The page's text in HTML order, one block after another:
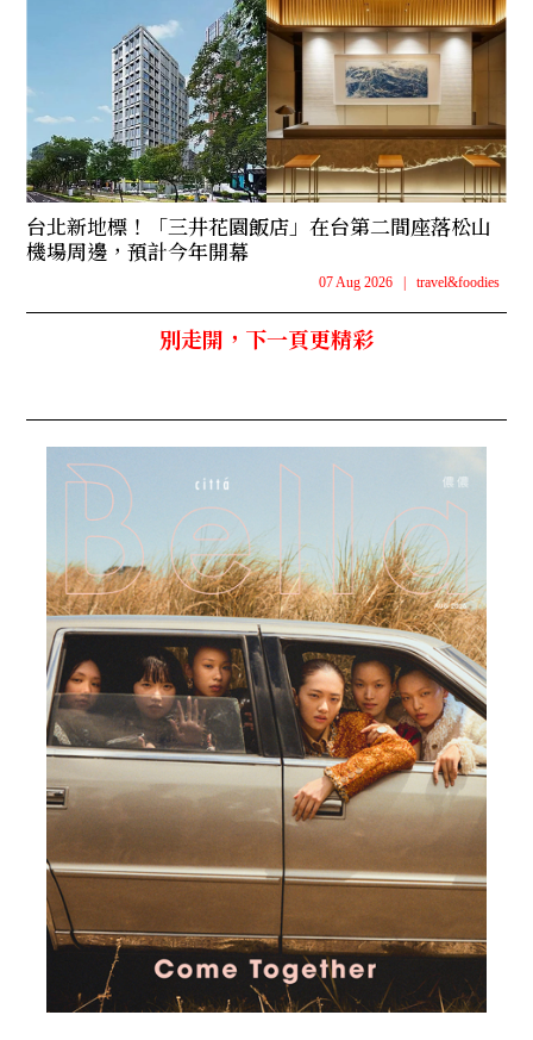
台北新地標！「三井花園飯店」在台第二間座落松山
機場周邊，預計今年開幕
07 Aug 2026 travel&foodies
別走開，下一頁更精彩